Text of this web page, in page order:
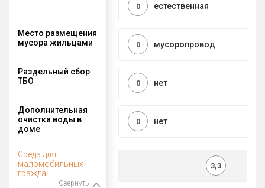
естественная
0
Место размещения
мусора жильцами
мусоропровод
0
Раздельный сбор
ТБО
нет
0
Дополнительная
очистка воды в
доме
нет
0
Среда для
маломобильных
граждан
Свернуть
3,3